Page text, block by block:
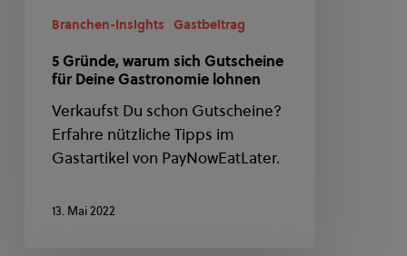
Branchen-Insights Gastbeitrag
5 Gründe, warum sich Gutscheine
für Deine Gastronomie lohnen
Verkaufst Du schon Gutscheine?
Erfahre nützliche Tipps im
Gastartikel von PayNowEatLater.
13. Mai 2022